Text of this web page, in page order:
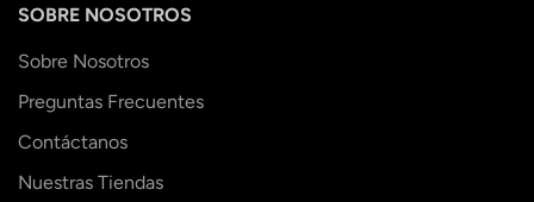
SOBRE NOSOTROS
Sobre Nosotros
Preguntas Frecuentes
Contáctanos
Nuestras Tiendas